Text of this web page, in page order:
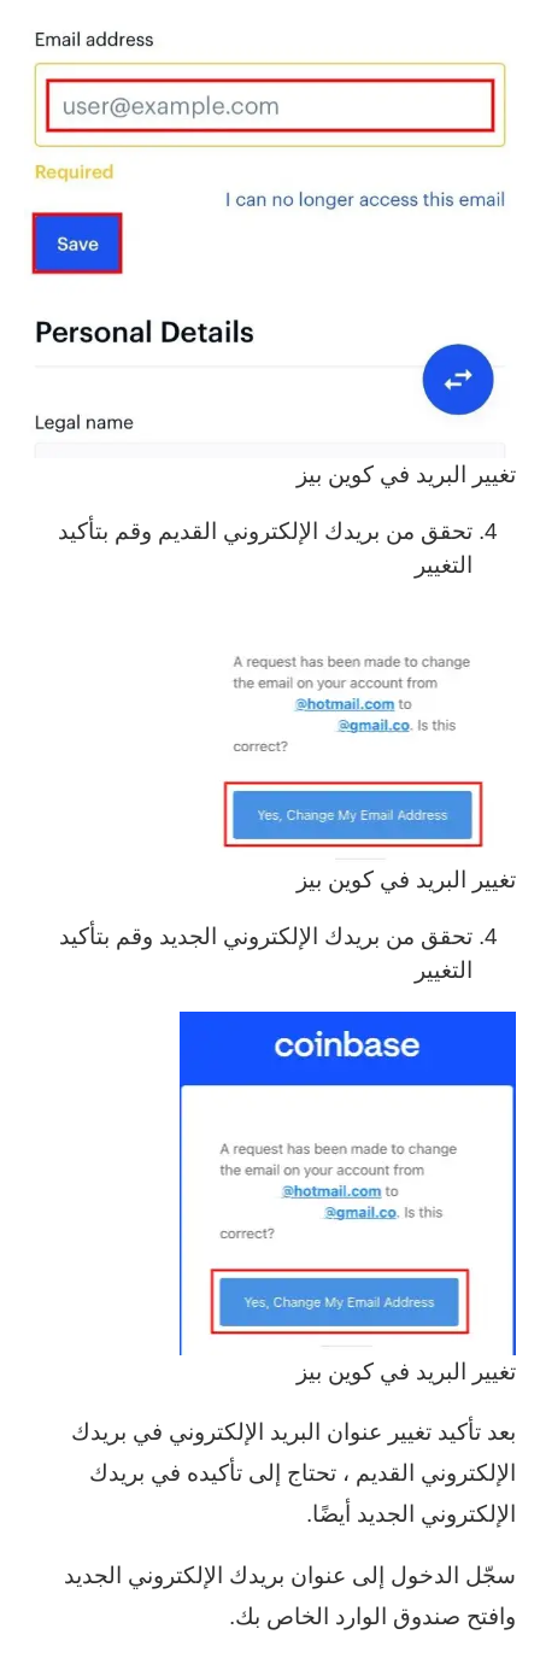
تغيير البريد في كوين بيز
تحقق من بريدك الإلكتروني القديم وقم بتأكيد
التغيير
تغيير البريد في كوين بيز
تحقق من بريدك الإلكتروني الجديد وقم بتأكيد
التغيير
تغيير البريد في كوين بيز
بعد تأكيد تغيير عنوان البريد الإلكتروني في بريدك
الإلكتروني القديم ، تحتاج إلى تأكيده في بريدك
الإلكتروني الجديد أيضًا.
سجّل الدخول إلى عنوان بريدك الإلكتروني الجديد
وافتح صندوق الوارد الخاص بك.